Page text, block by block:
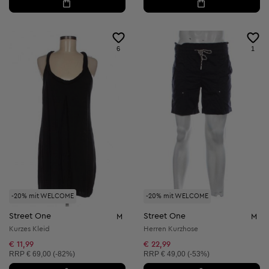
-20% mit WELCOME
6
Street One M
Kurzes Kleid
€ 11,99
Unverbindliche Preisempfehlung:
RRP € 69,00 (-82%)
-20% mit WELCOME
1
Street One M
Herren Kurzhose
€ 22,99
Unverbindliche Preisempfehlung:
RRP € 49,00 (-53%)